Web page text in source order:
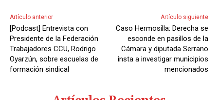
Artículo anterior
[Podcast] Entrevista con
Presidente de la Federación
Trabajadores CCU, Rodrigo
Oyarzún, sobre escuelas de
formación sindical
Artículo siguiente
Caso Hermosilla: Derecha se
esconde en pasillos de la
Cámara y diputada Serrano
insta a investigar municipios
mencionados